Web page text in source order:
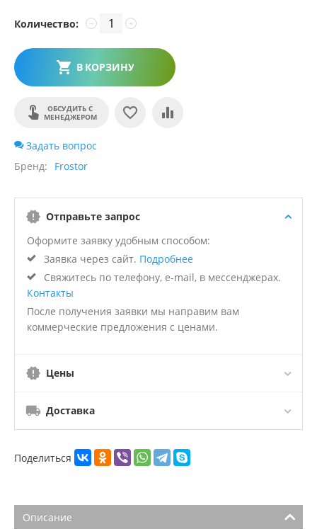
Количество: +
−
В КОРЗИНУ
ОБСУДИТЬ С
МЕНЕДЖЕРОМ
Задать вопрос
Бренд
Frostor
Отправьте запрос
Оформите заявку удобным способом:
Заявка через сайт. Подробнее
Свяжитесь по телефону, e-mail, в мессенджерах.
Контакты
После получения заявки мы направим вам
коммерческие предложения с ценами.
Цены
Доставка
Поделиться
Описание